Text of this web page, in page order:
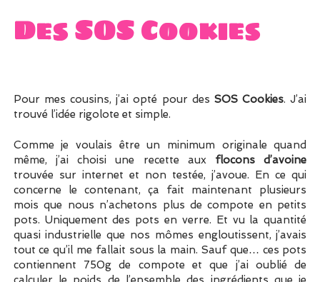
Des SOS Cookies
Pour mes cousins, j’ai opté pour des SOS Cookies. J’ai
trouvé l’idée rigolote et simple.
Comme je voulais être un minimum originale quand
même, j’ai choisi une recette aux flocons d’avoine
trouvée sur internet et non testée, j’avoue. En ce qui
concerne le contenant, ça fait maintenant plusieurs
mois que nous n’achetons plus de compote en petits
pots. Uniquement des pots en verre. Et vu la quantité
quasi industrielle que nos mômes engloutissent, j’avais
tout ce qu’il me fallait sous la main. Sauf que… ces pots
contiennent 750g de compote et que j’ai oublié de